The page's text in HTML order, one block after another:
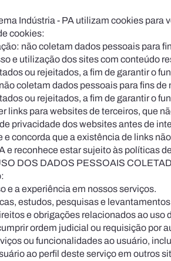
Indústria - PA utilizam cookies para
cookies:
não coletam dados pessoais para
e uti­lização dos sites com conteúdo
ou rejeitados, a fim de ga­rantir o
coletam dados pessoais para fins
ou rejeitados, a fim de garantir o
links para websites de terceiros, que
privacidade dos websites antes de
e concorda que a existência de links
e reconhece estar sujeito às políticas
DOS DADOS PESSOAIS
e a experiência em nossos serviços.
estudos, pesquisas e
e obrigações relacionados ao
ordem judicial ou requisição por
ou funcionalidades ao usuário,
ao perfil deste serviço em outros